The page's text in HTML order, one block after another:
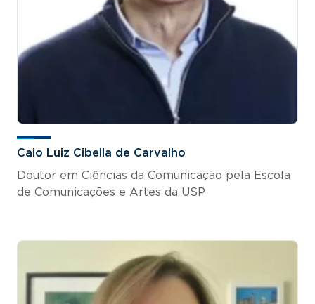
Caio Luiz Cibella de Carvalho
Doutor em Ciências da Comunicação pela Escola
de Comunicações e Artes da USP